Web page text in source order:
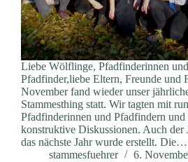
Liebe Wölflinge, Pfadfinderinnen und
Pfadfinder,liebe Eltern, Freunde und
November fand wieder unser
Stammesthing statt. Wir tagten mit
Pfadfinderinnen und Pfadfindern und
konstruktive Diskussionen. Auch der
das nächste Jahr wurde erstellt. Die…
stammesfuehrer
6.